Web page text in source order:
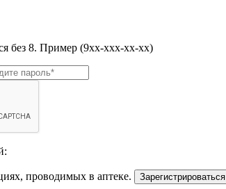
без 8. Пример (9хх-ххх-хх-хх)
проводимых в аптеке. Зарегистрироваться